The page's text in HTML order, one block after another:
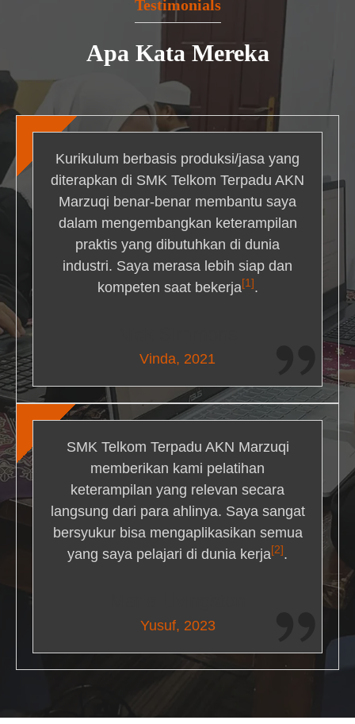
Testimonials
Apa Kata Mereka
Kurikulum berbasis produksi/jasa yang
diterapkan di SMK Telkom Terpadu AKN
Marzuqi benar-benar membantu saya
dalam mengembangkan keterampilan
praktis yang dibutuhkan di dunia
industri. Saya merasa lebih siap dan
kompeten saat bekerja[1] .
Vinda, 2021
SMK Telkom Terpadu AKN Marzuqi
memberikan kami pelatihan
keterampilan yang relevan secara
langsung dari para ahlinya. Saya sangat
bersyukur bisa mengaplikasikan semua
yang saya pelajari di dunia kerja[2] .
Yusuf, 2023